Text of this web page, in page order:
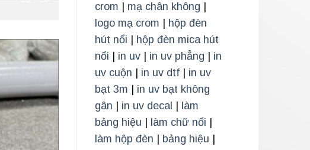
crom
mạ chân không
logo mạ crom
hộp đèn
hút nổi
hộp đèn mica hút
nổi
in uv| in uv phẳng
in
uv cuộn
in uv dtf| in uv
bạt 3m
in uv bạt không
gân
in uv decal
làm
bảng hiệu
làm chữ nổi
làm hộp đèn
bảng hiệu